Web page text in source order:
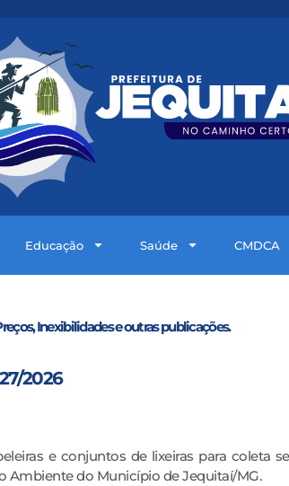
Educação Saúde CMDCA
Inexibilidades e outras publicações.
2026
e conjuntos de lixeiras para coleta
Ambiente do Município de Jequitaí/MG.